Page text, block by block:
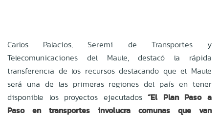
Carlos Palacios, Seremi de Transportes y
Telecomunicaciones del Maule, destacó la rápida
transferencia de los recursos destacando que el Maule
será una de las primeras regiones del país en tener
disponible los proyectos ejecutados“El Plan Paso a
Paso en transportes involucra comunas que van